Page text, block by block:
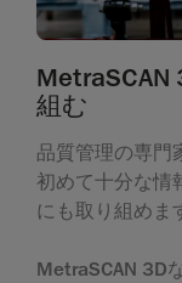
MetraSCAN
組む
品質管理の専門
初めて十分な情
にも取り組めま
MetraSCAN 3D